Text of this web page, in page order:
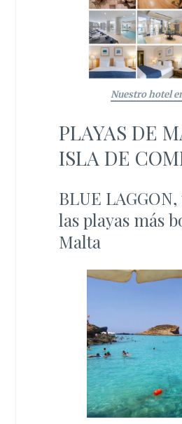
Nuestro hotel
PLAYAS DE
ISLA DE
BLUE
las playas más
Malta